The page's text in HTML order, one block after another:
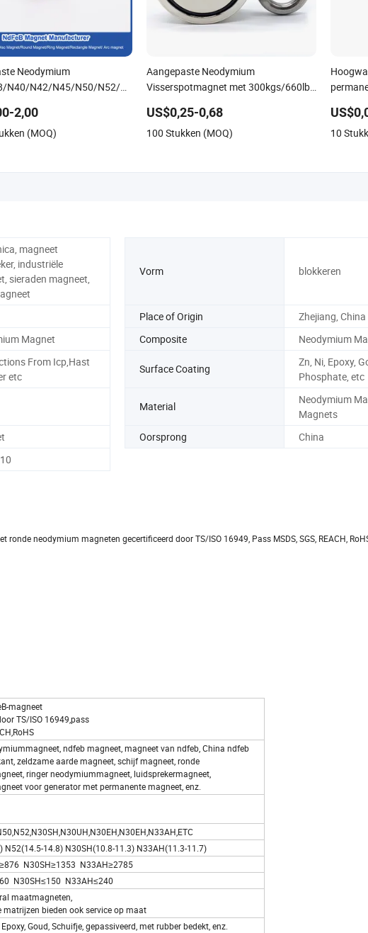
Neodymium
N40/N42/N45/N50/N52/N55
Boog/Sectie Ring Rond
Neodymium Magneet
2,00
(MOQ)
Aangepaste Neodymium
Visserspotmagnet met 300kgs/660lbs
US$0,25-0,68
100 Stukken (MOQ) 10
magneet
industriële
sieraden magneet,
Vorm blokkeren
Place of Origin
Zhejiang,
Magnet Composite Neodymium
From Icp,Hast
etc
Surface Coating
Zn, Ni, Epoxy,
Phosphate, etc
Material
Neodymium
Magnets
Oorsprong
China
neodymium magneten gecertificeerd door TS/ISO 16949, Pass MSDS, SGS, REACH,
magneet
TS/ISO 16949,pass
ndfeb magneet, magneet van ndfeb, China ndfeb
zeldzame aarde magneet, schijf magneet, ronde
ringer neodymiummagneet, luidsprekermagneet,
voor generator met permanente magneet, enz.
N52(14.5-14.8) N30SH(10.8-11.3) N33AH(11.3-11.7)
N30SH≥1353 N33AH≥2785
N30SH≤150 N33AH≤240
maatmagneten,
matrijzen bieden ook service op maat
Goud, Schuifje, gepassiveerd, met rubber bedekt, enz.